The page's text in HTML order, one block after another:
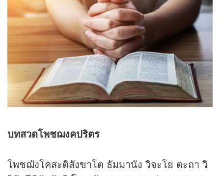
บทสวดโพชฌงคปริตร
โพชฌังโคสะติสังขาโต ธัมมานัง วิจะโย ตะถา วิ